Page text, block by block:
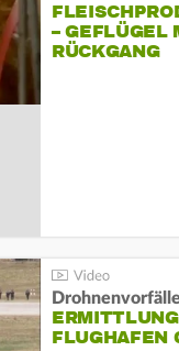
– GEFLÜGEL
ÜCKGANG
FLUGHAFEN